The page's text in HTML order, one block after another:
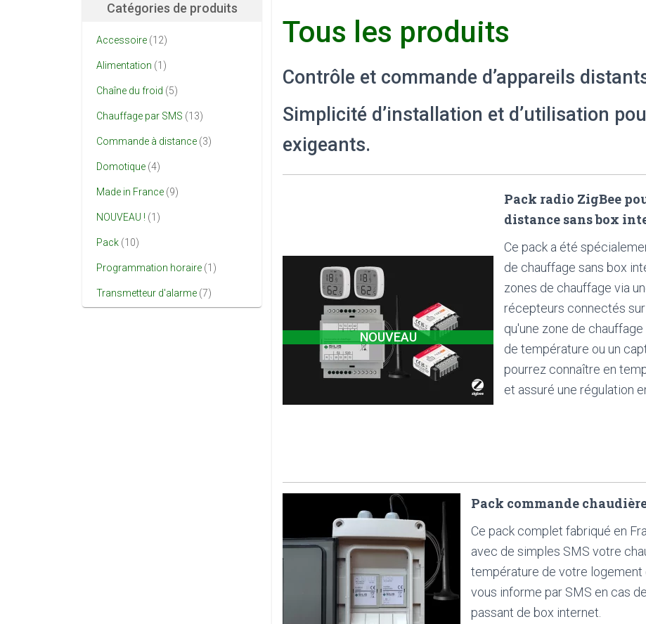
Tous les produits
Contrôle et commande d’appareils
Simplicité d’installation et d’utilisation
exigeants.
NOUVEAU
Pack radio ZigBee
distance sans box
Ce pack a été
de chauffage sans box
zones de chauffage via
récepteurs connectés
qu'une zone de
de température ou un
pourrez connaître en
et assuré une régulation
Pack commande
Ce pack complet fabriqué en
avec de simples SMS votre
température de votre
vous informe par SMS en cas
passant de box internet.
Catégories de produits
Accessoire (12)
Alimentation (1)
Chaîne du froid (5)
Chauffage par SMS (13)
Commande à distance (3)
Domotique (4)
Made in France (9)
NOUVEAU ! (1)
Pack (10)
Programmation horaire (1)
Transmetteur d'alarme (7)